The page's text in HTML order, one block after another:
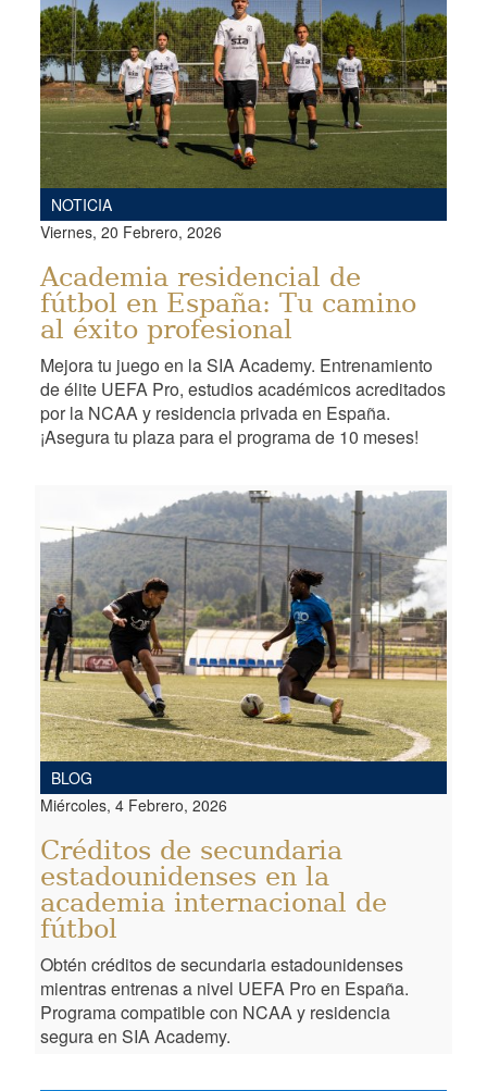
NOTICIA
Viernes, 20 Febrero, 2026
Academia residencial de
fútbol en España: Tu camino
al éxito profesional
Mejora tu juego en la SIA Academy. Entrenamiento
de élite UEFA Pro, estudios académicos acreditados
por la NCAA y residencia privada en España.
¡Asegura tu plaza para el programa de 10 meses!
BLOG
Miércoles, 4 Febrero, 2026
Créditos de secundaria
estadounidenses en la
academia internacional de
fútbol
Obtén créditos de secundaria estadounidenses
mientras entrenas a nivel UEFA Pro en España.
Programa compatible con NCAA y residencia
segura en SIA Academy.